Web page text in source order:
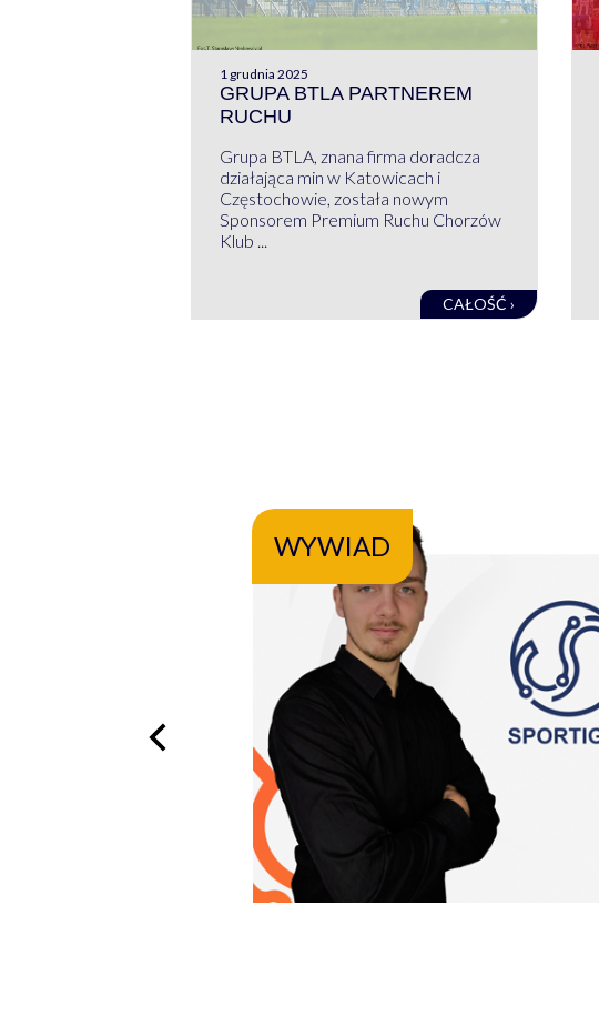
1 grudnia 2025
GRUPA BTLA PARTNEREM
RUCHU
Grupa BTLA, znana firma doradcza
działająca min w Katowicach i
Częstochowie, została nowym
Sponsorem Premium Ruchu Chorzów
Klub ...
CAŁOŚĆ ›
WYWIAD